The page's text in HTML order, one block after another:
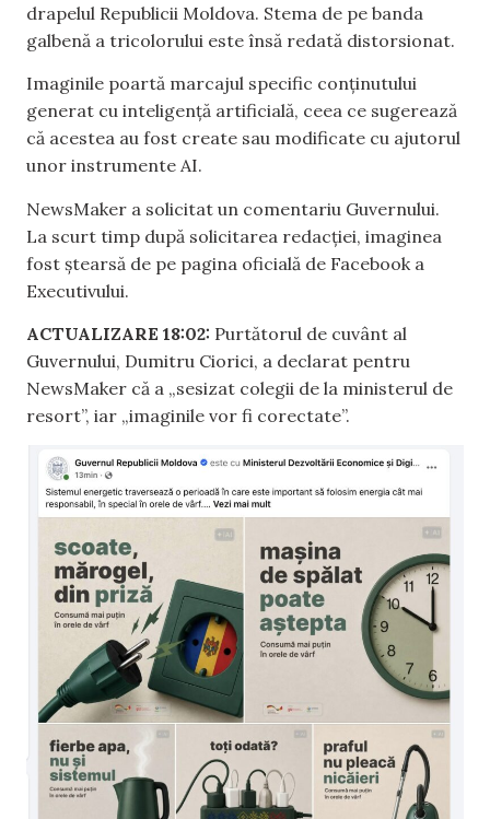
drapelul Republicii Moldova. Stema de pe banda
galbenă a tricolorului este însă redată distorsionat.
Imaginile poartă marcajul specific conținutului
generat cu inteligență artificială, ceea ce sugerează
că acestea au fost create sau modificate cu ajutorul
unor instrumente AI.
NewsMaker a solicitat un comentariu Guvernului.
La scurt timp după solicitarea redacției, imaginea
fost ștearsă de pe pagina oficială de Facebook a
Executivului.
ACTUALIZARE 18:02: Purtătorul de cuvânt al
Guvernului, Dumitru Ciorici, a declarat pentru
NewsMaker că a „sesizat colegii de la ministerul de
resort”, iar „imaginile vor fi corectate”.